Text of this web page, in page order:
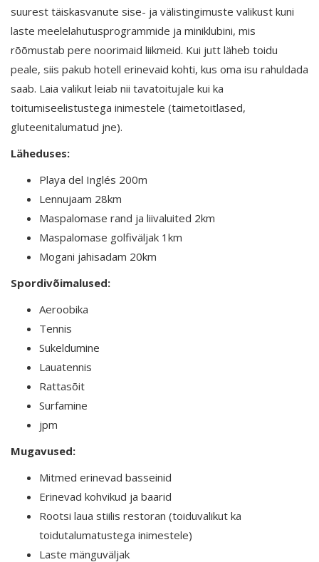
suurest täiskasvanute sise- ja välistingimuste valikust kuni
laste meelelahutusprogrammide ja miniklubini, mis
rõõmustab pere noorimaid liikmeid. Kui jutt läheb toidu
peale, siis pakub hotell erinevaid kohti, kus oma isu rahuldada
saab. Laia valikut leiab nii tavatoitujale kui ka
toitumiseelistustega inimestele (taimetoitlased,
gluteenitalumatud jne).
Läheduses:
Playa del Inglés 200m
Lennujaam 28km
Maspalomase rand ja liivaluited 2km
Maspalomase golfiväljak 1km
Mogani jahisadam 20km
Spordivõimalused:
Aeroobika
Tennis
Sukeldumine
Lauatennis
Rattasõit
Surfamine
jpm
Mugavused:
Mitmed erinevad basseinid
Erinevad kohvikud ja baarid
Rootsi laua stiilis restoran (toiduvalikut ka
toidutalumatustega inimestele)
Laste mänguväljak